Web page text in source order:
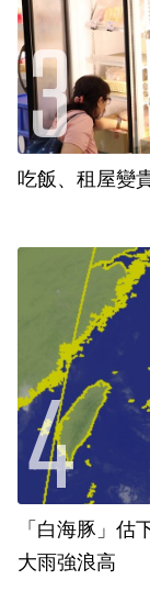
吃飯、租屋變
「白海豚」
大雨強浪高